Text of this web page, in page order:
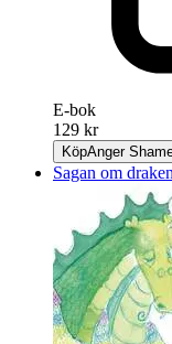
E-bok
129 kr
KöpAnger
Sagan om